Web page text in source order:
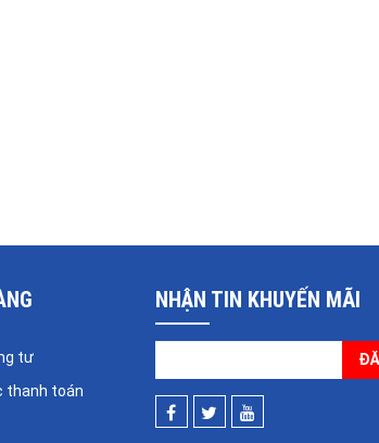
tư
thanh toán
NHẬN TIN KHUYẾN MÃI